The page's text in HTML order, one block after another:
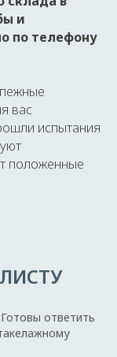
и
по телефону
вас
испытания
положенные
ответить